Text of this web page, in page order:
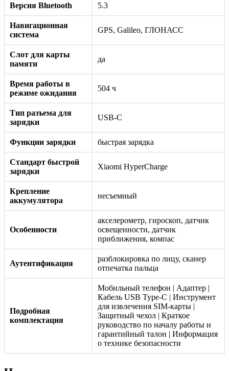
Версия Bluetooth 5.3
Навигационная
система
GPS, Galileo, ГЛОНАСС
Слот для карты
памяти
да
Время работы в
режиме ожидания
504 ч
Тип разъема для
зарядки
USB-C
Функции зарядки быстрая зарядка
Стандарт быстрой
зарядки
Xiaomi HyperCharge
Крепление
аккумулятора
несъемный
Особенности
акселерометр, гироскоп, датчик
освещенности, датчик
приближения, компас
Аутентификация
разблокировка по лицу, сканер
отпечатка пальца
Подробная
комплектация
Мобильный телефон | Адаптер |
Кабель USB Type-C | Инструмент
для извлечения SIM-карты |
Защитный чехол | Краткое
руководство по началу работы и
гарантийный талон | Информация
о технике безопасности